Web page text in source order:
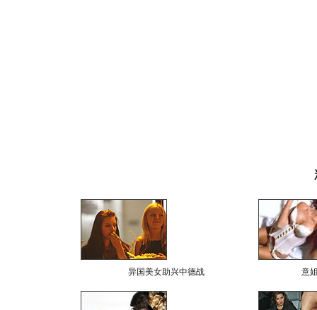
异国美女助兴中德战 意